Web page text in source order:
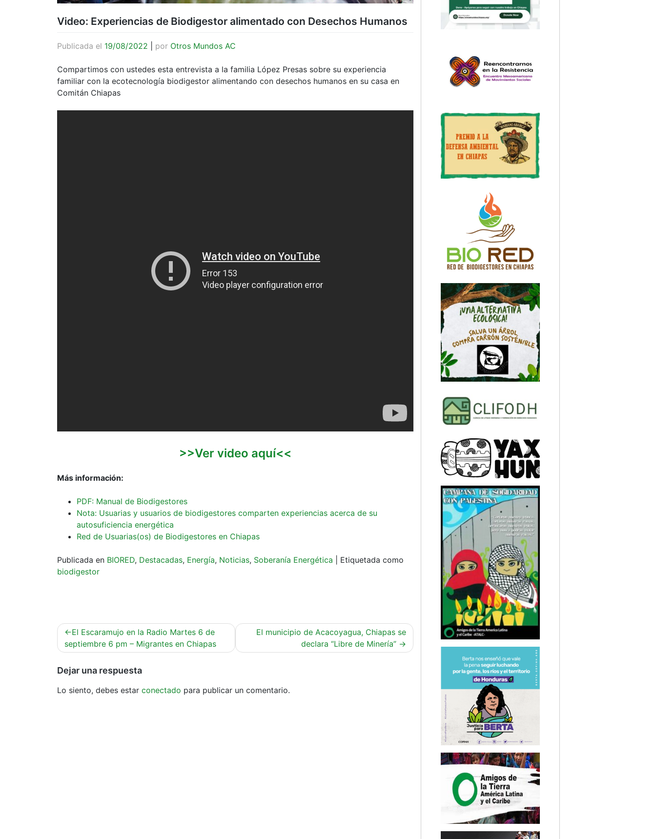
Video: Experiencias de Biodigestor alimentado con Desechos Humanos
Publicada el 19/08/2022 por Otros Mundos AC
Compartimos con ustedes esta entrevista a la familia López Presas sobre su experiencia
familiar con la ecotecnología biodigestor alimentando con desechos humanos en su casa en
Comitán Chiapas
>>Ver video aquí<<
Más información:
PDF: Manual de Biodigestores
Nota: Usuarias y usuarios de biodigestores comparten experiencias acerca de su
autosuficiencia energética
Red de Usuarias(os) de Biodigestores en Chiapas
Publicada en BIORED, Destacadas, Energía, Noticias, Soberanía Energética
Etiquetada como
biodigestor
Navegación
de
El Escaramujo en la Radio Martes 6 de
septiembre 6 pm – Migrantes en Chiapas
El municipio de Acacoyagua, Chiapas se
declara “Libre de Minería”
Dejar una respuesta
Lo siento, debes estar conectado para publicar un comentario.